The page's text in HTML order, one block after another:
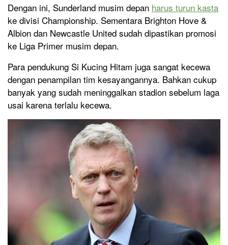
Dengan ini, Sunderland musim depan harus turun kasta
ke divisi Championship. Sementara Brighton Hove &
Albion dan Newcastle United sudah dipastikan promosi
ke Liga Primer musim depan.
Para pendukung Si Kucing Hitam juga sangat kecewa
dengan penampilan tim kesayangannya. Bahkan cukup
banyak yang sudah meninggalkan stadion sebelum laga
usai karena terlalu kecewa.